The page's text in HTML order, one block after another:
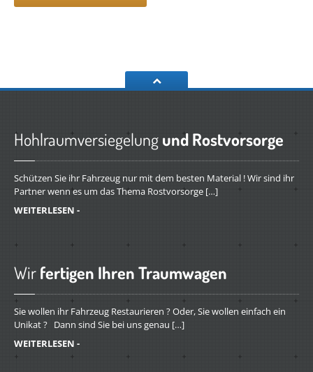
Hohlraumversiegelungund Rostvorsorge
Schützen Sie ihr Fahrzeug nur mit dem besten Material ! Wir sind ihr
Partner wenn es um das Thema Rostvorsorge […]
WEITERLESEN -
Wirfertigen Ihren Traumwagen
Sie wollen ihr Fahrzeug Restaurieren ? Oder, Sie wollen einfach ein
Unikat ? Dann sind Sie bei uns genau […]
WEITERLESEN -